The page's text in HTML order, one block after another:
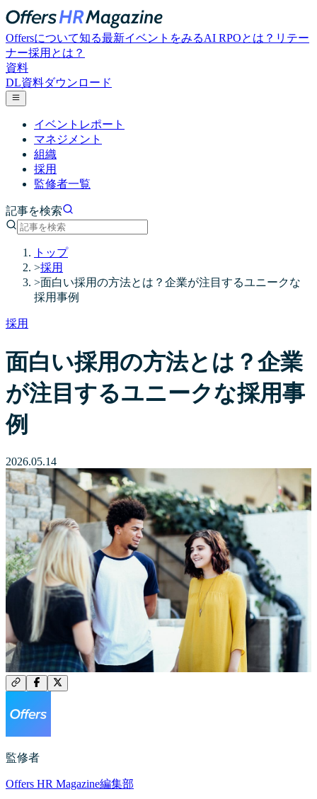
Offersについて知る最新イベントをみるAI RPOとは？ リテー
ナー採用とは？
資料
DL資料ダウンロード
イベントレポート
マネジメント
組織
採用
監修者一覧
記事を検索
トップ
>採用
>面白い採用の方法とは？企業が注目するユニークな
採用事例
採用
面白い採用の方法とは？企業
が注目するユニークな採用事
例
2026.05.14
監修者
Offers HR Magazine編集部